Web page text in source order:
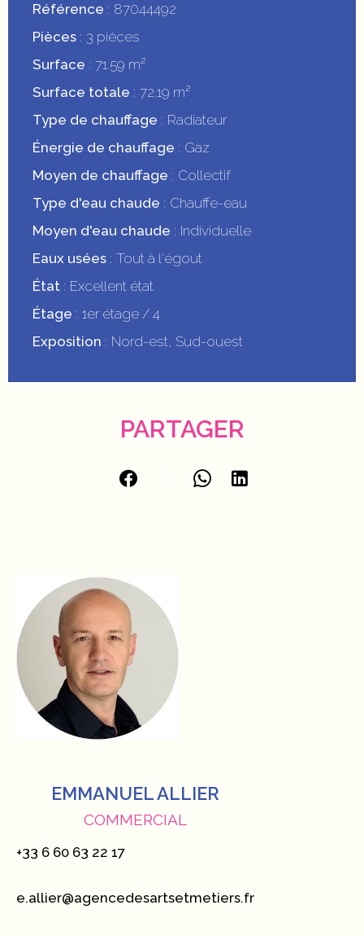
Référence
87044492
Pièces
3 pièces
Surface
71.59 m²
Surface totale
72.19 m²
Type de chauffage
Radiateur
Énergie de chauffage
Gaz
Moyen de chauffage
Collectif
Type d'eau chaude
Chauffe-eau
Moyen d'eau chaude
Individuelle
Eaux usées Tout à l'égout
État
Excellent état
Étage
1er étage / 4
Exposition
Nord-est, Sud-ouest
PARTAGER
EMMANUEL ALLIER
COMMERCIAL
+33 6 60 63 22 17
e.allier@agencedesartsetmetiers.fr